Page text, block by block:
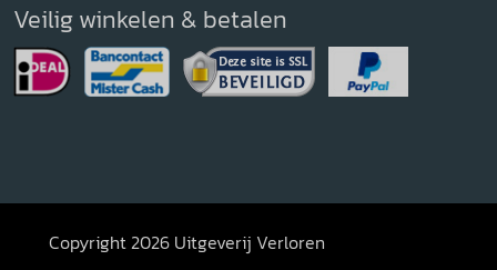
Veilig winkelen & betalen
Copyright 2026 Uitgeverij Verloren